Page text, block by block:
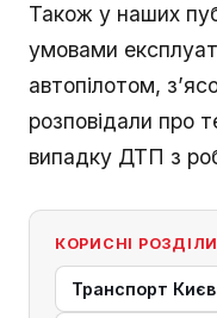
Також у наших
умовами
автопілотом,
розповідали про
випадку ДТП з
КОРИСНІ
Транспорт